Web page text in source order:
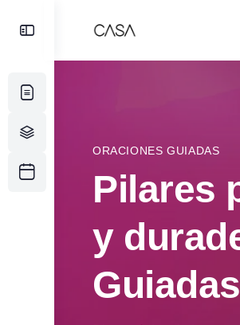
ORACIONES GUIADAS
Pilares
y
Guiadas